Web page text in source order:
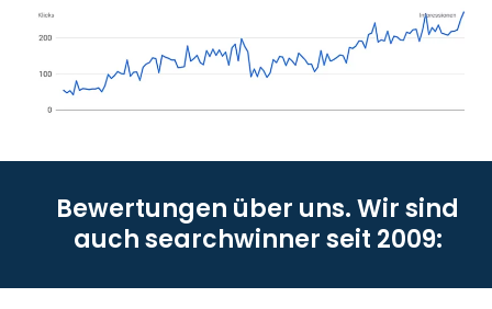
Bewertungen über uns. Wir sind
auch searchwinner seit 2009: